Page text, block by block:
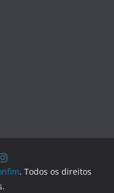
. Todos os direitos